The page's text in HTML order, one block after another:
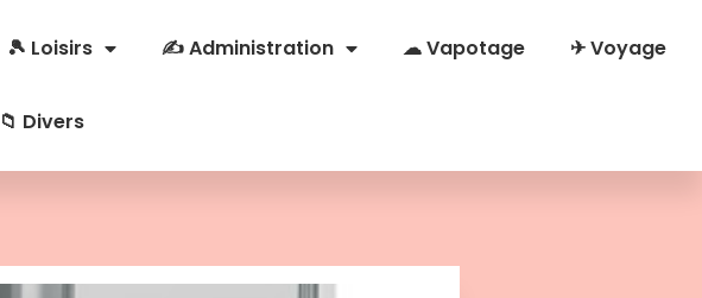
🎾 Loisirs ✍ Administration ☁ Vapotage ✈ Voyage
📁 Divers